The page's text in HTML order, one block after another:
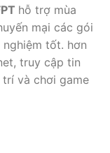
hỗ trợ mùa
mại các gói
tốt. hơn
truy cập tin
và chơi game